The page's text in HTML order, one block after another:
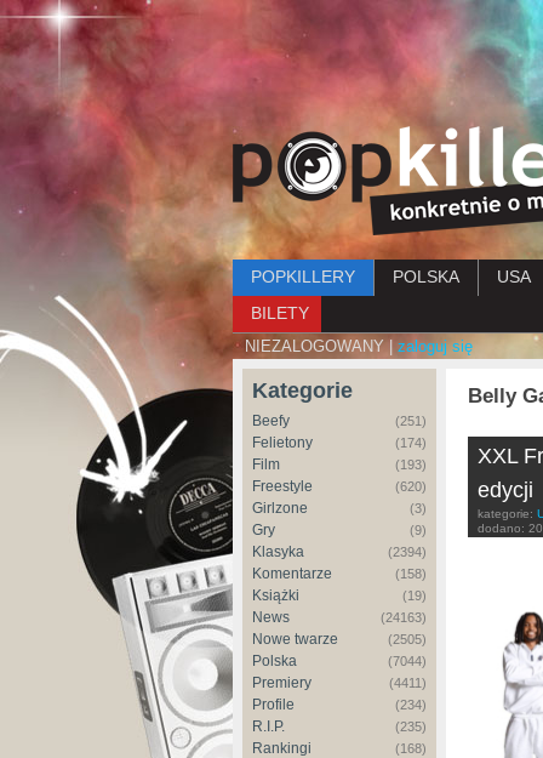
Menu główne
POPKILLERY POLSKA
USA
BILETY
NIEZALOGOWANY | zaloguj się
Kategorie
Beefy (251)
Felietony (174)
Film (193)
Freestyle (620)
Girlzone (3)
Gry (9)
Klasyka (2394)
Komentarze (158)
Książki (19)
News (24163)
Nowe twarze (2505)
Polska (7044)
Premiery (4411)
Profile (234)
R.I.P. (235)
Rankingi (168)
Belly
XXL
edycji
kategorie:
dodano: